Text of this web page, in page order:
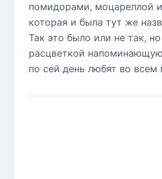
помидорами, моцареллой
которая и была тут же
Так это было или не так,
расцветкой
по сей день любят во всем